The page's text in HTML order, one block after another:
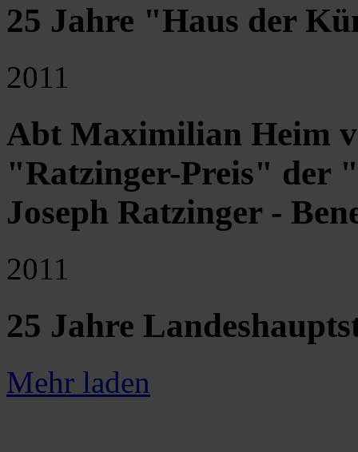
25 Jahre "Haus der
2011
Abt Maximilian Heim
"Ratzinger-Preis" der
Joseph Ratzinger -
2011
25 Jahre
Mehr laden